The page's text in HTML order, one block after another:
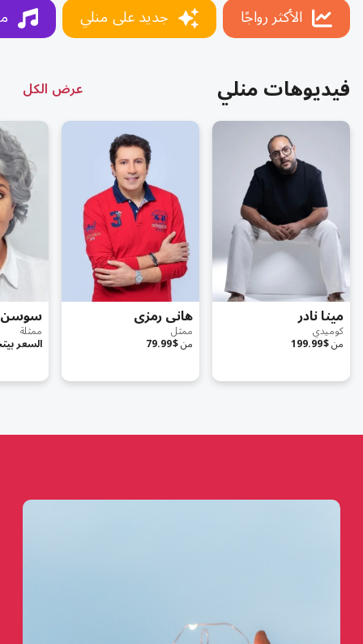
الأكثر رواجًا جديد على منلي
فيديوهات منلي عرض الكل
مينا نادر
كوميدي
من$199.99
هانى رمزى
ممثل
من$79.99
سوسن
ممثلة
السعر